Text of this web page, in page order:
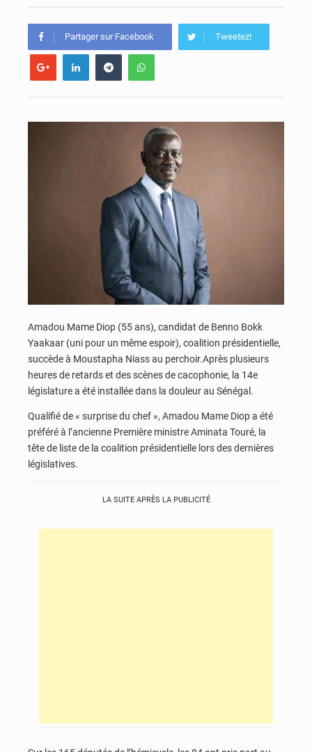
Partager sur Facebook Tweetez!
Amadou Mame Diop (55 ans), candidat de Benno Bokk
Yaakaar (uni pour un même espoir), coalition présidentielle,
succède à Moustapha Niass au perchoir.Après plusieurs
heures de retards et des scènes de cacophonie, la 14e
législature a été installée dans la douleur au Sénégal.
Qualifié de « surprise du chef », Amadou Mame Diop a été
préféré à l’ancienne Première ministre Aminata Touré, la
tête de liste de la coalition présidentielle lors des dernières
législatives.
LA SUITE APRÈS LA PUBLICITÉ